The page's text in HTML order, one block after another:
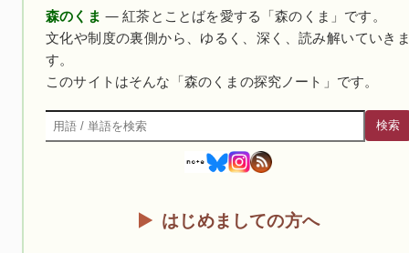
森のくま — 紅茶とことばを愛する「森のくま」です。
文化や制度の裏側から、ゆるく、深く、読み解いていき
す。
このサイトはそんな「森のくまの探究ノート」です。
検索
検索
はじめましての方へ